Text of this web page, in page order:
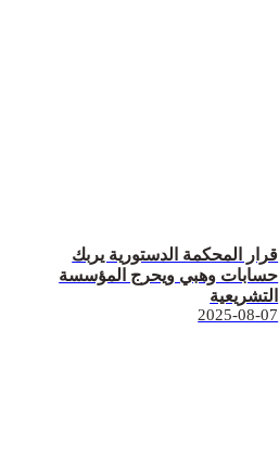
قرار المحكمة الدستورية يربك
حسابات وهبي ويحرج المؤسسة
التشريعية
2025-08-07